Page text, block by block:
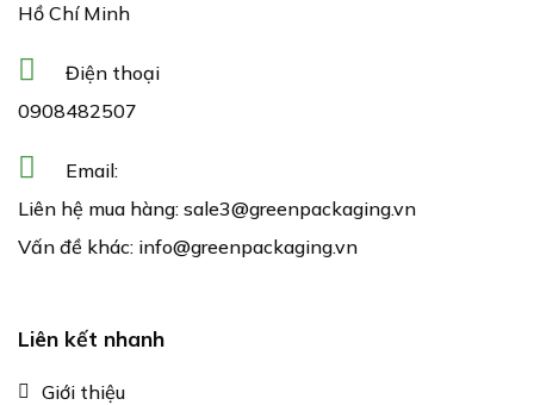
Hồ Chí Minh
Điện thoại
0908482507
Email:
Liên hệ mua hàng: sale3@greenpackaging.vn
Vấn đề khác: info@greenpackaging.vn
Liên kết nhanh
Giới thiệu